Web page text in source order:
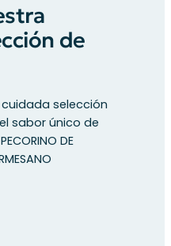
de
selección
sabor único de
DE